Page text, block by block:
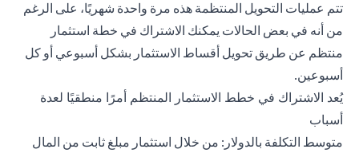
تتم عمليات التحويل المنتظمة هذه مرة واحدة شهريًا، على الرغم
من أنه في بعض الحالات يمكنك الاشتراك في خطة استثمار
منتظم عن طريق تحويل أقساط الاستثمار بشكل أسبوعي أو كل
أسبوعين.
يُعد الاشتراك في خطط الاستثمار المنتظم أمرًا منطقيًا لعدة
أسباب
متوسط التكلفة بالدولار: من خلال استثمار مبلغ ثابت من المال